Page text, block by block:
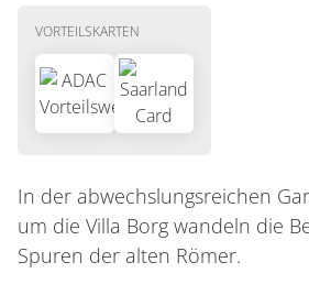
VORTEILSKARTEN
In der abwechslungsreichen
um die Villa Borg wandeln die
Spuren der alten Römer.